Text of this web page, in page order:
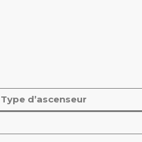
Type d’ascenseur